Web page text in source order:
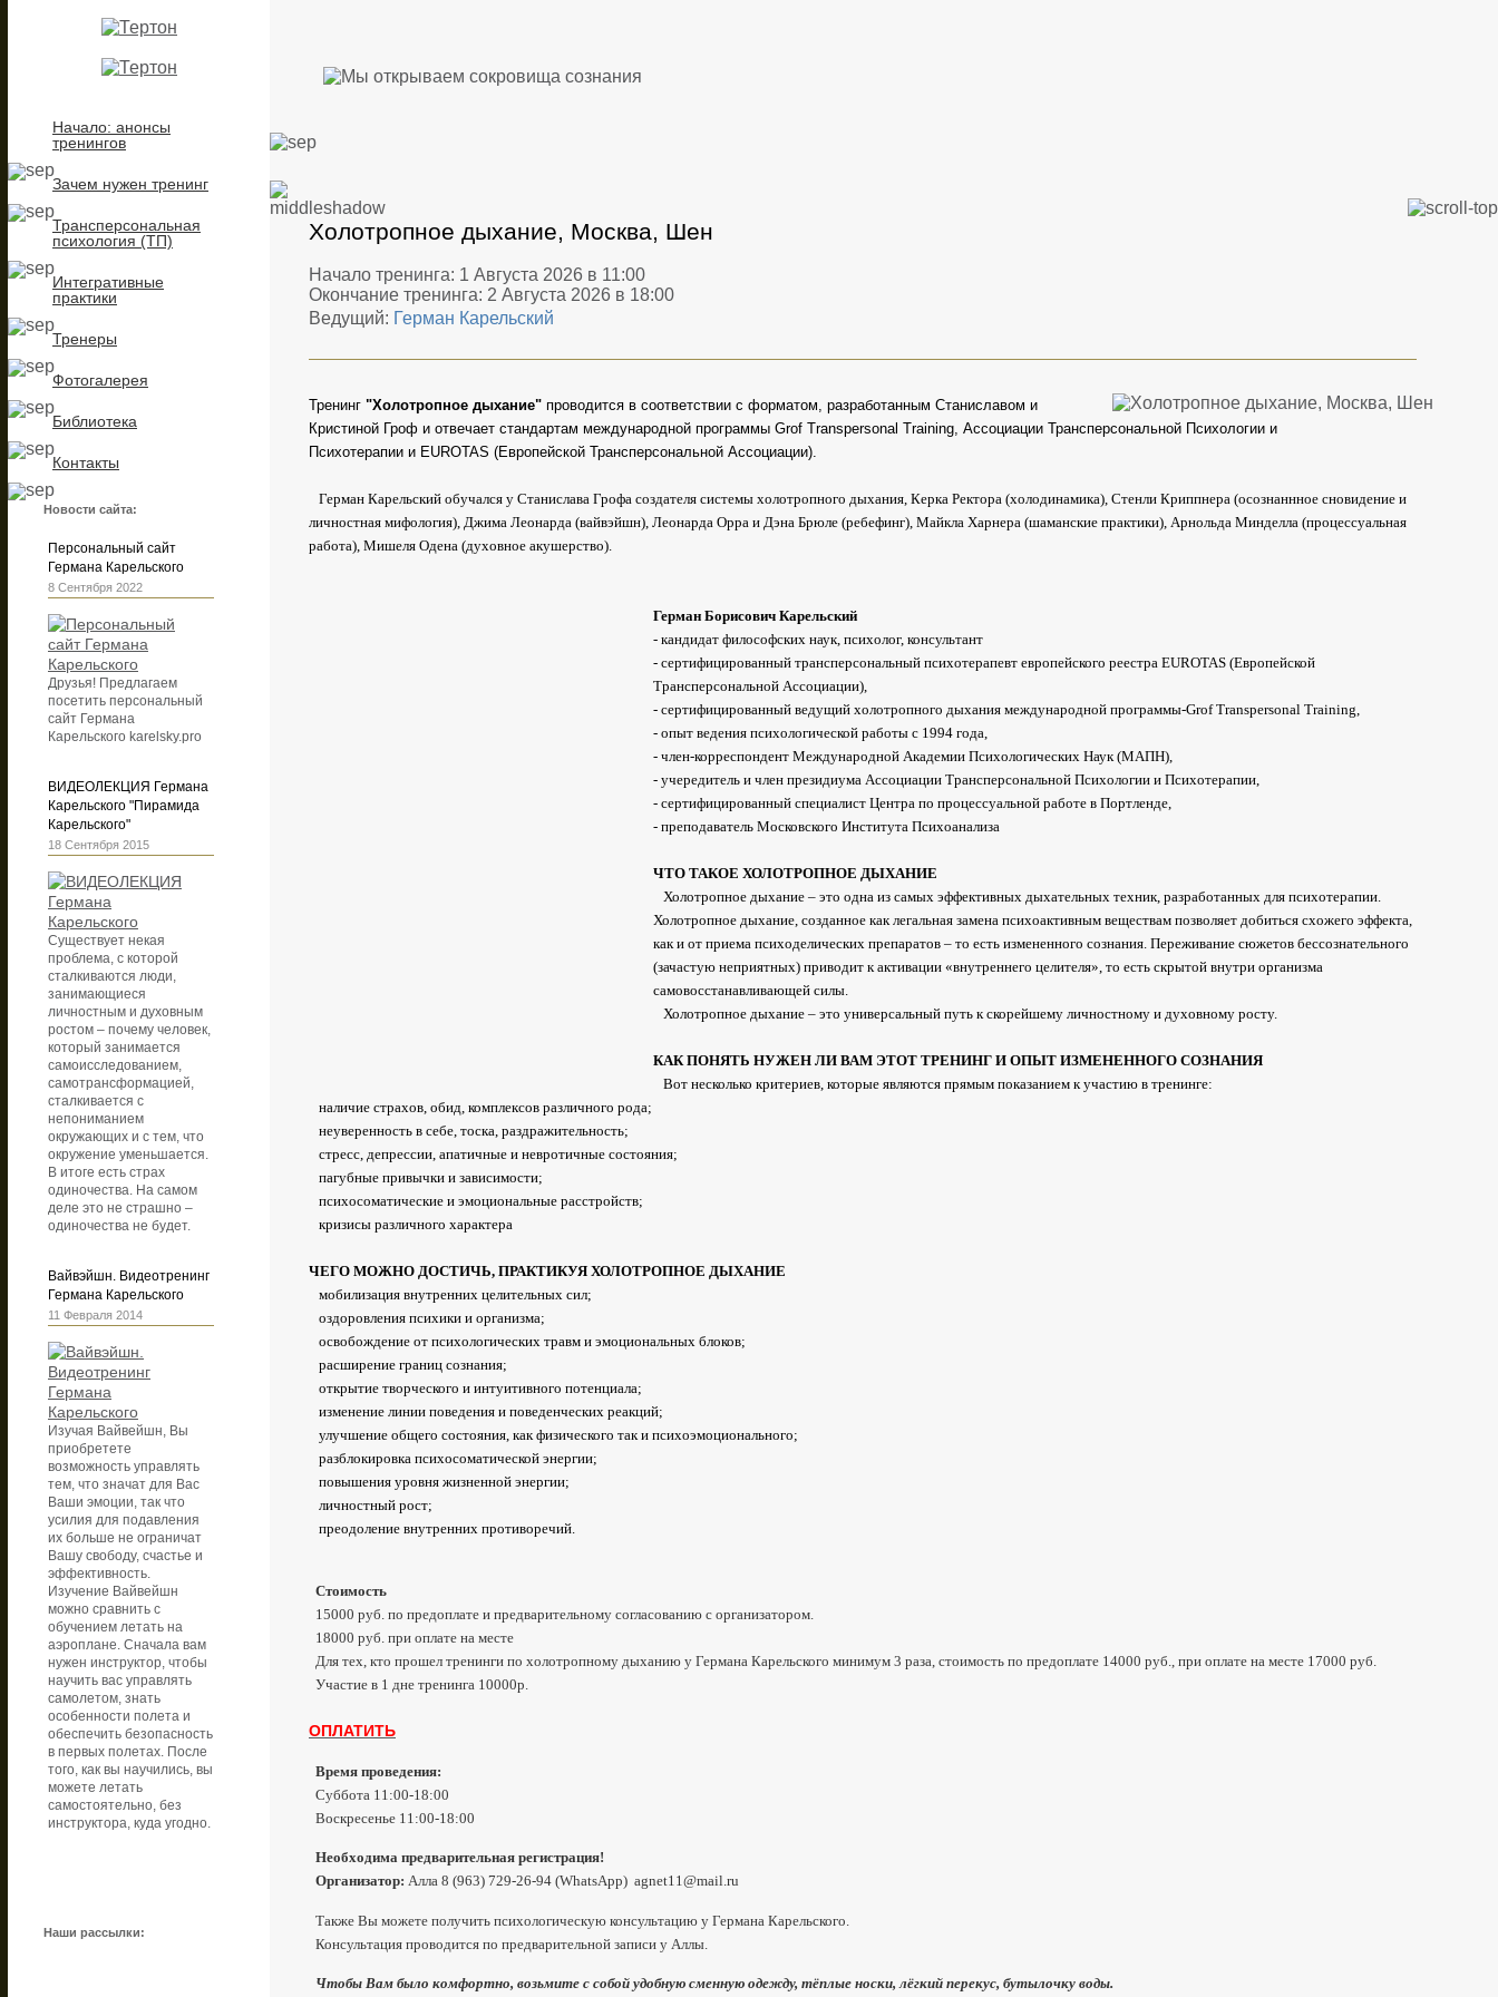
Начало: анонсы
тренингов
Зачем нужен тренинг
Трансперсональная
психология (ТП)
Интегративные
практики
Тренеры
Фотогалерея
Библиотека
Контакты
Новости сайта:
Персональный сайт
Германа Карельского
8 Сентября 2022
Друзья! Предлагаем
посетить персональный
сайт Германа
Карельского karelsky.pro
ВИДЕОЛЕКЦИЯ Германа
Карельского "Пирамида
Карельского"
18 Сентября 2015
Существует некая
проблема, с которой
сталкиваются люди,
занимающиеся
личностным и духовным
ростом – почему человек,
который занимается
самоисследованием,
самотрансформацией,
сталкивается с
непониманием
окружающих и с тем, что
окружение уменьшается.
В итоге есть страх
одиночества. На самом
деле это не страшно –
одиночества не будет.
Вайвэйшн. Видеотренинг
Германа Карельского
11 Февраля 2014
Изучая Вайвейшн, Вы
приобретете
возможность управлять
тем, что значат для Вас
Ваши эмоции, так что
усилия для подавления
их больше не ограничат
Вашу свободу, счастье и
эффективность.
Изучение Вайвейшн
можно сравнить с
обучением летать на
аэроплане. Сначала вам
нужен инструктор, чтобы
научить вас управлять
самолетом, знать
особенности полета и
обеспечить безопасность
в первых полетах. После
того, как вы научились, вы
можете летать
самостоятельно, без
инструктора, куда угодно.
Наши рассылки:
Холотропное дыхание, Москва, Шен
Начало тренинга: 1 Августа 2026 в 11:00
Окончание тренинга: 2 Августа 2026 в 18:00
Ведущий: Герман Карельский
Тренинг "Холотропное дыхание" проводится в соответствии с форматом, разработанным Станиславом и
Кристиной Гроф и отвечает стандартам международной программы Grof Transpersonal Training, Ассоциации Трансперсональной Психологии и
Психотерапии и EUROTAS (Европейской Трансперсональной Ассоциации).
Герман Карельский обучался у Станислава Грофа создателя системы холотропного дыхания, Керка Ректора (холодинамика), Стенли Криппнера (осознаннное сновидение и
личностная мифология), Джима Леонарда (вайвэйшн), Леонарда Орра и Дэна Брюле (ребефинг), Майкла Харнера (шаманские практики), Арнольда Минделла (процессуальная
работа), Мишеля Одена (духовное акушерство).
Герман Борисович Карельский
- кандидат философских наук, психолог, консультант
- сертифицированный трансперсональный психотерапевт европейского реестра EUROTAS (Европейской
Трансперсональной Ассоциации),
- сертифицированный ведущий холотропного дыхания международной программы-Grof Transpersonal Training,
- опыт ведения психологической работы с 1994 года,
- член-корреспондент Международной Академии Психологических Наук (МАПН),
- учередитель и член президиума Ассоциации Трансперсональной Психологии и Психотерапии,
- сертифицированный специалист Центра по процессуальной работе в Портленде,
- преподаватель Московского Института Психоанализа
ЧТО ТАКОЕ ХОЛОТРОПНОЕ ДЫХАНИЕ
Холотропное дыхание – это одна из самых эффективных дыхательных техник, разработанных для психотерапии.
Холотропное дыхание, созданное как легальная замена психоактивным веществам позволяет добиться схожего эффекта,
как и от приема психоделических препаратов – то есть измененного сознания. Переживание сюжетов бессознательного
(зачастую неприятных) приводит к активации «внутреннего целителя», то есть скрытой внутри организма
самовосстанавливающей силы.
Холотропное дыхание – это универсальный путь к скорейшему личностному и духовному росту.
КАК ПОНЯТЬ НУЖЕН ЛИ ВАМ ЭТОТ ТРЕНИНГ И ОПЫТ ИЗМЕНЕННОГО СОЗНАНИЯ
Вот несколько критериев, которые являются прямым показанием к участию в тренинге:
наличие страхов, обид, комплексов различного рода;
неуверенность в себе, тоска, раздражительность;
стресс, депрессии, апатичные и невротичные состояния;
пагубные привычки и зависимости;
психосоматические и эмоциональные расстройств;
кризисы различного характера
ЧЕГО МОЖНО ДОСТИЧЬ, ПРАКТИКУЯ ХОЛОТРОПНОЕ ДЫХАНИЕ
мобилизация внутренних целительных сил;
оздоровления психики и организма;
освобождение от психологических травм и эмоциональных блоков;
расширение границ сознания;
открытие творческого и интуитивного потенциала;
изменение линии поведения и поведенческих реакций;
улучшение общего состояния, как физического так и психоэмоционального;
разблокировка психосоматической энергии;
повышения уровня жизненной энергии;
личностный рост;
преодоление внутренних противоречий.
Стоимость
15000 руб. по предоплате и предварительному согласованию с организатором.
18000 руб. при оплате на месте
Для тех, кто прошел тренинги по холотропному дыханию у Германа Карельского минимум 3 раза, стоимость по предоплате 14000 руб., при оплате на месте 17000 руб.
Участие в 1 дне тренинга 10000р.
ОПЛАТИТЬ
Время проведения:
Суббота 11:00-18:00
Воскресенье 11:00-18:00
Необходима предварительная регистрация!
Организатор: Алла 8 (963) 729-26-94 (WhatsApp) agnet11@mail.ru
Также Вы можете получить психологическую консультацию у Германа Карельского.
Консультация проводится по предварительной записи у Аллы.
Чтобы Вам было комфортно, возьмите с собой удобную сменную одежду, тёплые носки, лёгкий перекус, бутылочку воды.